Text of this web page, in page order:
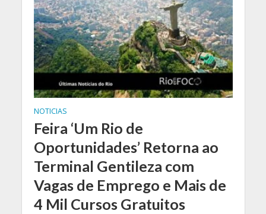
NOTICIAS
Feira ‘Um Rio de
Oportunidades’ Retorna ao
Terminal Gentileza com
Vagas de Emprego e Mais de
4 Mil Cursos Gratuitos